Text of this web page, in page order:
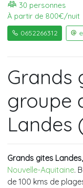
30 personnes
À partir de 800€/nuit
0652266312
Grands
groupe
Landes
Grands gites
Nouvelle-Aquitaine.
de 100 kms de